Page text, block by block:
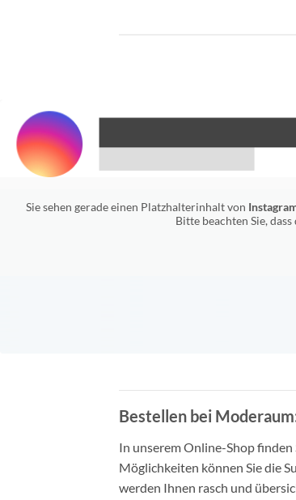
Sie sehen gerade einen Platzhalterinhalt von
Bitte beachten Sie,
Bestellen bei
In unserem Online-Shop
Möglichkeiten können Sie die
werden Ihnen rasch und